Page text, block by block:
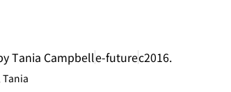
Tania Campbelle-futurec2016.